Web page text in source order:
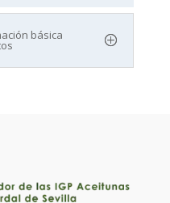
básica